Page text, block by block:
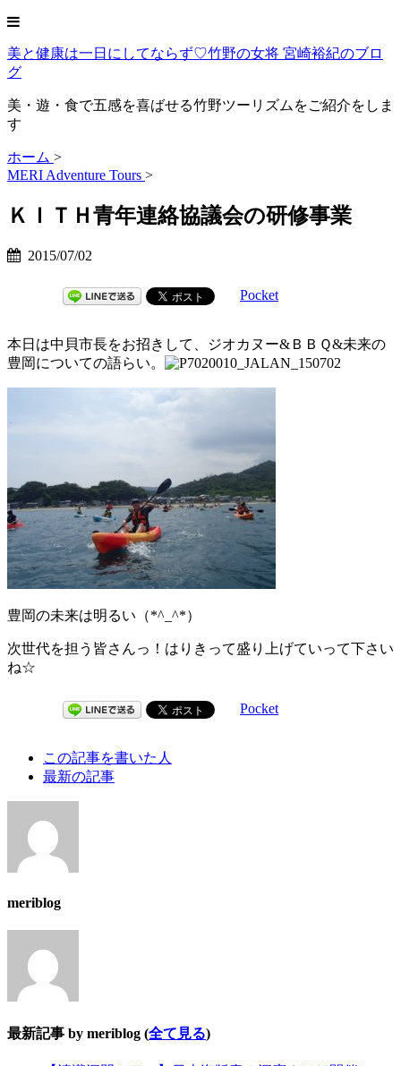
美と健康は一日にしてならず♡竹野の女将 宮崎裕紀のブロ
グ
美・遊・食で五感を喜ばせる竹野ツーリズムをご紹介をしま
す
ホーム >
MERI Adventure Tours >
ＫＩＴＨ青年連絡協議会の研修事業
2015/07/02
Pocket
本日は中貝市長をお招きして、ジオカヌー&ＢＢＱ&未来の
豊岡についての語らい。
豊岡の未来は明るい（*^_^*）
次世代を担う皆さんっ！はりきって盛り上げていって下さい
ね☆
Pocket
following
tabs
change
content
below.
この記事を書いた人
最新の記事
meriblog
最新記事 by meriblog (全て見る)